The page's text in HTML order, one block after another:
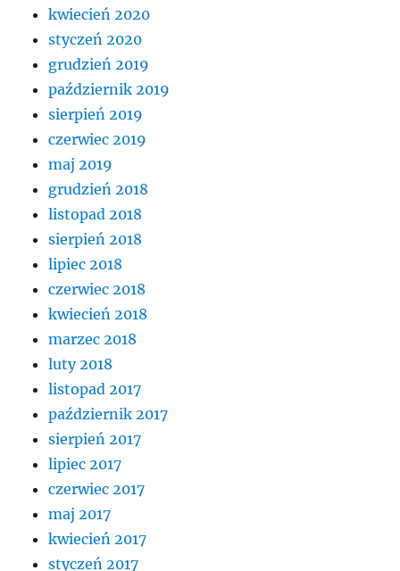
kwiecień 2020
styczeń 2020
grudzień 2019
październik 2019
sierpień 2019
czerwiec 2019
maj 2019
grudzień 2018
listopad 2018
sierpień 2018
lipiec 2018
czerwiec 2018
kwiecień 2018
marzec 2018
luty 2018
listopad 2017
październik 2017
sierpień 2017
lipiec 2017
czerwiec 2017
maj 2017
kwiecień 2017
styczeń 2017